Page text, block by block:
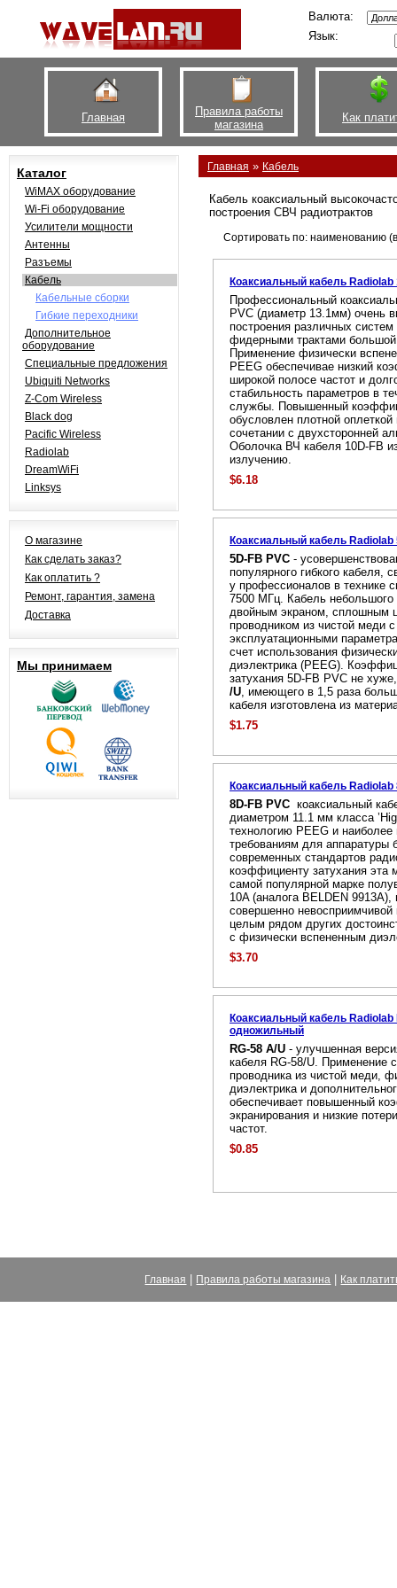
Валюта:
Язык:
Главная
Правила работы
магазина
Как
Каталог
WiMAX оборудование
Wi-Fi оборудование
Усилители мощности
Антенны
Разъемы
Кабель
Кабельные сборки
Гибкие переходники
Дополнительное
оборудование
Специальные предложения
Ubiquiti Networks
Z-Com Wireless
Black dog
Pacific Wireless
Radiolab
DreamWiFi
Linksys
О магазине
Как сделать заказ?
Как оплатить ?
Ремонт, гарантия, замена
Доставка
Мы принимаем
Главная » Кабель
Кабель коаксиальный
построения СВЧ радиотрактов
Сортировать по: наименованию
Коаксиальный кабель Radiolab
Профессиональный
PVC (диаметр 13.1мм) очень
построения различных систем
фидерными трактами большой
Применение физически
PEEG обеспечивае низкий
широкой полосе частот и
стабильность параметров в
службы. Повышенный
обусловлен плотной
сочетании с двухсторонней
Оболочка ВЧ кабеля 10D-FB
излучению.
$6.18
Коаксиальный кабель Radiolab
5D-FB PVC -
популярного гибкого кабеля,
у профессионалов в технике
7500 МГц. Кабель
двойным экраном, сплошным
проводником из чистой меди
эксплуатационными
счет использования
диэлектрика (PEEG).
затухания 5D-FB PVC не
/U, имеющего в 1,5 раза
кабеля изготовлена из
$1.75
Коаксиальный кабель Radiolab
8D-FB PVC коаксиальный
диаметром 11.1 мм класса
технологию PEEG и
требованиям для аппаратуры
современных стандартов
коэффициенту затухания эта
самой популярной марке
10A (аналога BELDEN 9913A),
совершенно невосприимчивой
целым рядом других
с физически вспененным
$3.70
Коаксиальный кабель Radiolab
одножильный
RG-58 A/U - улучшенная
кабеля RG-58/U. Применение
проводника из чистой меди,
диэлектрика и
обеспечивает повышенный
экранирования и низкие
частот.
$0.85
Главная Правила работы магазина Как